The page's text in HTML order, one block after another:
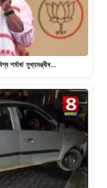
শৰ্মাৰ! মুখ্যমন্ত্ৰীৰ…